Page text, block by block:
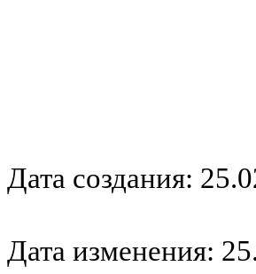
Дата создания:
Дата изменения: